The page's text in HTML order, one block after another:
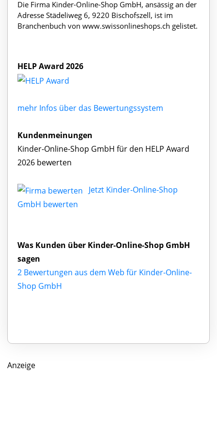
Die Firma Kinder-Online-Shop GmbH, ansässig an der
Adresse Städeliweg 6, 9220 Bischofszell, ist im
Branchenbuch von www.swissonlineshops.ch gelistet.
HELP Award 2026
mehr Infos über das Bewertungssystem
Kundenmeinungen
Kinder-Online-Shop GmbH für den HELP Award
2026 bewerten
Jetzt Kinder-Online-Shop
GmbH bewerten
Was Kunden über Kinder-Online-Shop GmbH
sagen
2 Bewertungen aus dem Web für Kinder-Online-
Shop GmbH
Anzeige